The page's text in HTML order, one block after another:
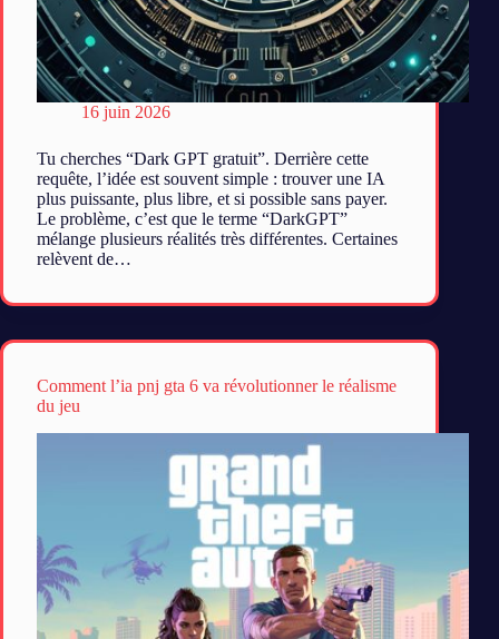
16 juin 2026
Tu cherches “Dark GPT gratuit”. Derrière cette
requête, l’idée est souvent simple : trouver une IA
plus puissante, plus libre, et si possible sans payer.
Le problème, c’est que le terme “DarkGPT”
mélange plusieurs réalités très différentes. Certaines
relèvent de…
Comment l’ia pnj gta 6 va révolutionner le réalisme
du jeu